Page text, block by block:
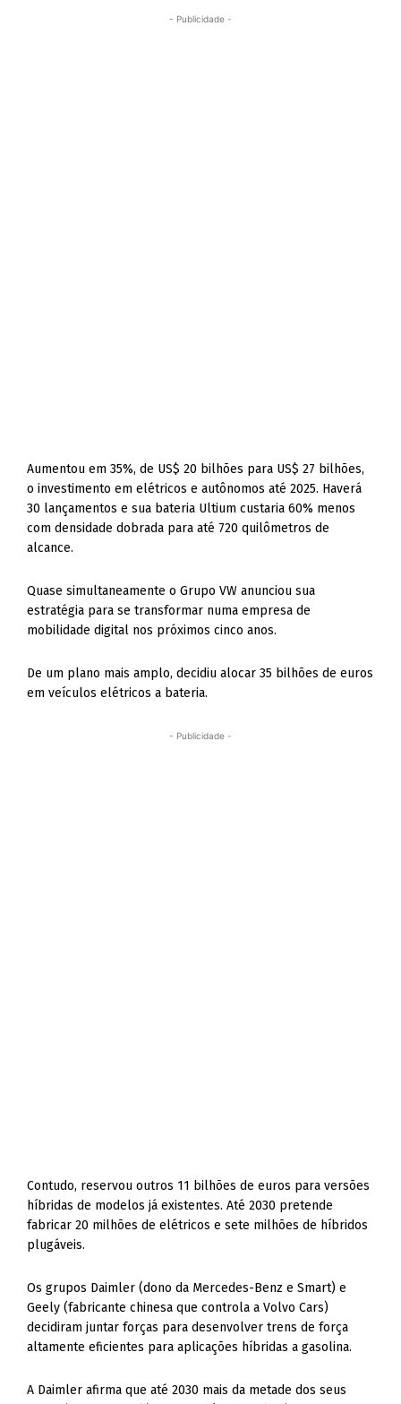
- Publicidade -
Aumentou em 35%, de US$ 20 bilhões para US$ 27 bilhões,
o investimento em elétricos e autônomos até 2025. Haverá
30 lançamentos e sua bateria Ultium custaria 60% menos
com densidade dobrada para até 720 quilômetros de
alcance.
Quase simultaneamente o Grupo VW anunciou sua
estratégia para se transformar numa empresa de
mobilidade digital nos próximos cinco anos.
De um plano mais amplo, decidiu alocar 35 bilhões de euros
em veículos elétricos a bateria.
- Publicidade -
Contudo, reservou outros 11 bilhões de euros para versões
híbridas de modelos já existentes. Até 2030 pretende
fabricar 20 milhões de elétricos e sete milhões de híbridos
plugáveis.
Os grupos Daimler (dono da Mercedes-Benz e Smart) e
Geely (fabricante chinesa que controla a Volvo Cars)
decidiram juntar forças para desenvolver trens de força
altamente eficientes para aplicações híbridas a gasolina.
A Daimler afirma que até 2030 mais da metade dos seus